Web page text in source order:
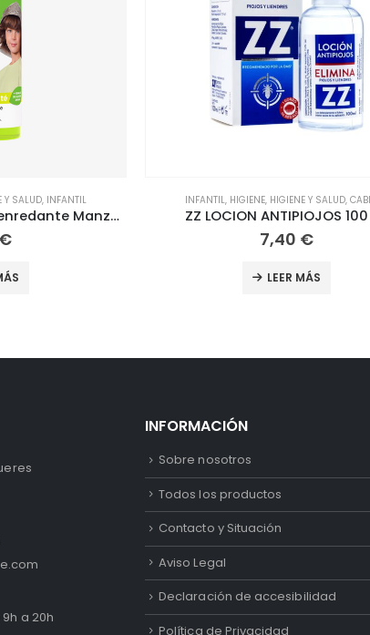
Y SALUD ,CABELLO
100 ML
€
DENTAL / BUCAL,HIGIENE Y SALUD
Bexident Anticaries
6,20 €
LEER MÁS
a 20h
INFORMACIÓN
Sobre nosotros
Todos los productos
Contacto y Situación
Aviso Legal
Declaración de accesibilidad
Política de Privacidad